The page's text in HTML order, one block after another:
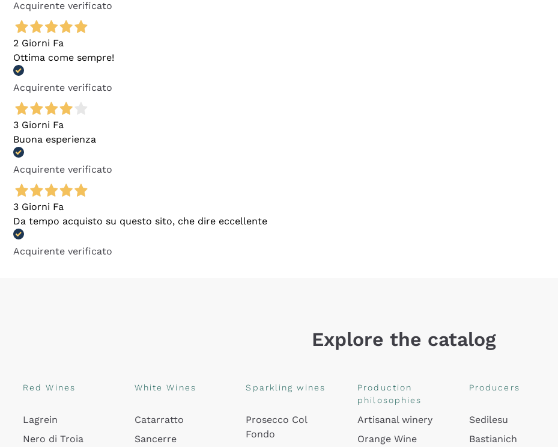
Acquirente verificato
2 Giorni Fa
Ottima come sempre!
Acquirente verificato
3 Giorni Fa
Buona esperienza
Acquirente verificato
3 Giorni Fa
Da tempo acquisto su questo sito, che dire eccellente
Acquirente verificato
Explore the catalog
Red Wines
Lagrein
Nero di Troia
White Wines
Catarratto
Sancerre
Sparkling wines
Prosecco Col
Fondo
Production
philosophies
Artisanal winery
Orange Wine
Producers
Sedilesu
Bastianich